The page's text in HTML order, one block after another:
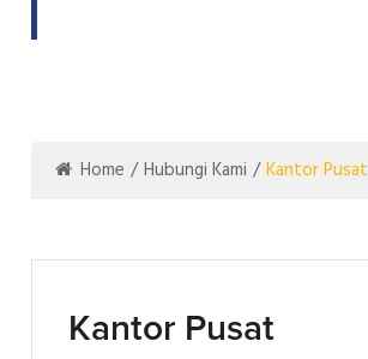
Home / Hubungi Kami / Kantor Pusat
Kantor Pusat